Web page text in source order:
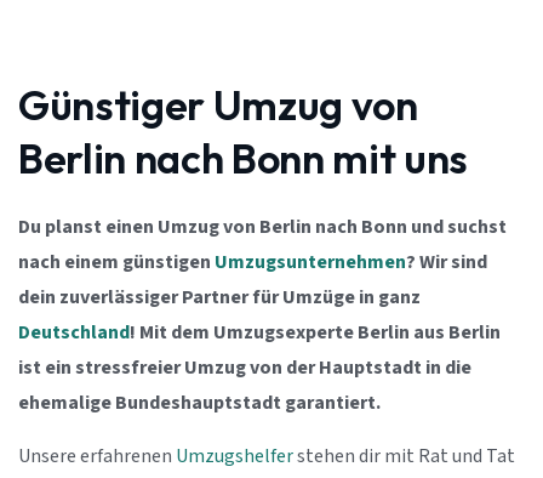
Günstiger Umzug von
Berlin nach Bonn mit uns
Du planst einen Umzug von Berlin nach Bonn und suchst
nach einem günstigen Umzugsunternehmen? Wir sind
dein zuverlässiger Partner für Umzüge in ganz
Deutschland! Mit dem Umzugsexperte Berlin aus Berlin
ist ein stressfreier Umzug von der Hauptstadt in die
ehemalige Bundeshauptstadt garantiert.
Unsere erfahrenen Umzugshelferstehen dir mit Rat und Tat